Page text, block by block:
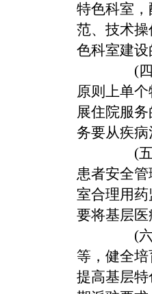
特色科室
范、技术
色科室建
(
原则上单
展住院服
务要从疾
(
患者安全
室合理用
要将基层医
(
等，健全
提高基层